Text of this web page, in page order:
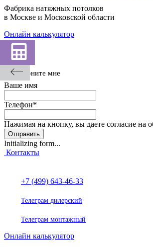
Фабрика натяжных потолков
в Москве и Московской области
Онлайн калькулятор
Каталог
Перезвоните мне
Ваше имя
Телефон*
Нажимая на кнопку, вы даете согласие на
Отправить
Initializing form...
Контакты
+7 (499) 643-46-33
Телеграм дилерский
Телеграм монтажный
Онлайн калькулятор